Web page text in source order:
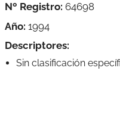
Nº Registro: 64698
Año: 1994
Descriptores:
Sin clasificación